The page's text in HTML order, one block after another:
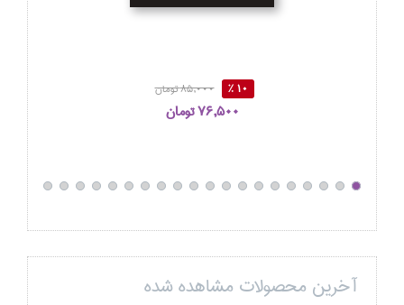
10 % 85,000 تومان
76,500 تومان
آخرین محصولات مشاهده شده